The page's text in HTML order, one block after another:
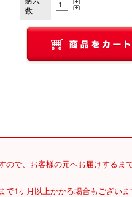
数
で、お客様の元へお届けするま
1ヶ月以上かかる場合もございま